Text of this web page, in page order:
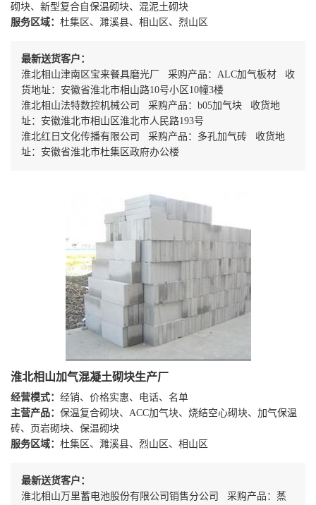
砌块、新型复合自保温砌块、混泥土砌块
服务区域： 杜集区、濉溪县、相山区、烈山区
最新送货客户：
淮北相山津南区宝来餐具磨光厂 采购产品：ALC加气板材 收
货地址：安徽省淮北市相山路10号小区10幢3楼
淮北相山法特数控机械公司 采购产品：b05加气块 收货地
址：安徽淮北市相山区淮北市人民路193号
淮北红日文化传播有限公司 采购产品：多孔加气砖 收货地
址：安徽省淮北市杜集区政府办公楼
淮北相山加气混凝土砌块生产厂
经营模式： 经销、价格实惠、电话、名单
主营产品： 保温复合砌块、ACC加气块、烧结空心砌块、加气保温
砖、页岩砌块、保温砌块
服务区域： 杜集区、濉溪县、烈山区、相山区
最新送货客户：
淮北相山万里蓄电池股份有限公司销售分公司 采购产品：蒸